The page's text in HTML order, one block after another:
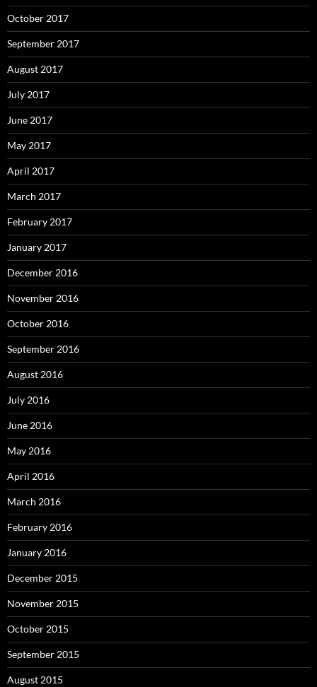
October 2017
September 2017
August 2017
July 2017
June 2017
May 2017
April 2017
March 2017
February 2017
January 2017
December 2016
November 2016
October 2016
September 2016
August 2016
July 2016
June 2016
May 2016
April 2016
March 2016
February 2016
January 2016
December 2015
November 2015
October 2015
September 2015
August 2015